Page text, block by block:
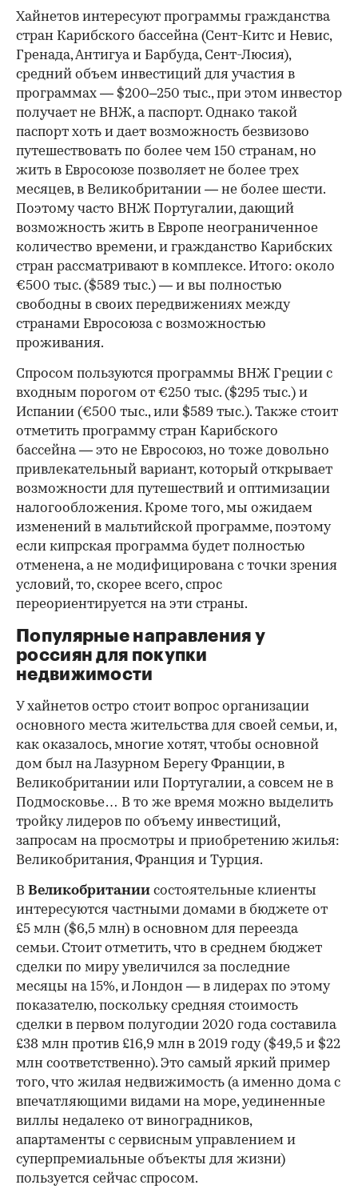
Хайнетов интересуют программы гражданства
стран Карибского бассейна (Сент-Китс и Невис,
Гренада, Антигуа и Барбуда, Сент-Люсия),
средний объем инвестиций для участия в
программах — $200–250 тыс., при этом инвестор
получает не ВНЖ, а паспорт. Однако такой
паспорт хоть и дает возможность безвизово
путешествовать по более чем 150 странам, но
жить в Евросоюзе позволяет не более трех
месяцев, в Великобритании — не более шести.
Поэтому часто ВНЖ Португалии, дающий
возможность жить в Европе неограниченное
количество времени, и гражданство Карибских
стран рассматривают в комплексе. Итого: около
€500 тыс. ($589 тыс.) — и вы полностью
свободны в своих передвижениях между
странами Евросоюза с возможностью
проживания.
Спросом пользуются программы ВНЖ Греции с
входным порогом от €250 тыс. ($295 тыс.) и
Испании (€500 тыс., или $589 тыс.). Также стоит
отметить программу стран Карибского
бассейна — это не Евросоюз, но тоже довольно
привлекательный вариант, который открывает
возможности для путешествий и оптимизации
налогообложения. Кроме того, мы ожидаем
изменений в мальтийской программе, поэтому
если кипрская программа будет полностью
отменена, а не модифицирована с точки зрения
условий, то, скорее всего, спрос
переориентируется на эти страны.
Популярные направления у
россиян для покупки
недвижимости
У хайнетов остро стоит вопрос организации
основного места жительства для своей семьи, и,
как оказалось, многие хотят, чтобы основной
дом был на Лазурном Берегу Франции, в
Великобритании или Португалии, а совсем не в
Подмосковье… В то же время можно выделить
тройку лидеров по объему инвестиций,
запросам на просмотры и приобретению жилья:
Великобритания, Франция и Турция.
В Великобритании состоятельные клиенты
интересуются частными домами в бюджете от
£5 млн ($6,5 млн) в основном для переезда
семьи. Стоит отметить, что в среднем бюджет
сделки по миру увеличился за последние
месяцы на 15%, и Лондон — в лидерах по этому
показателю, поскольку средняя стоимость
сделки в первом полугодии 2020 года составила
£38 млн против £16,9 млн в 2019 году ($49,5 и $22
млн соответственно). Это самый яркий пример
того, что жилая недвижимость (а именно дома с
впечатляющими видами на море, уединенные
виллы недалеко от виноградников,
апартаменты с сервисным управлением и
суперпремиальные объекты для жизни)
пользуется сейчас спросом.